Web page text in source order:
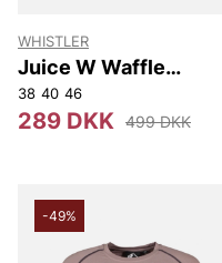
WHISTLER
Juice W Waffle
Midlayer
38 40 46
289 DKK 499 DKK
-49%